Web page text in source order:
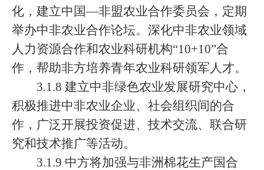
化，建立中国—非盟农业合作委员会，定期
举办中非农业合作论坛。深化中非农业领域
人力资源合作和农业科研机构“10+10”合
作，帮助非方培养青年农业科研领军人才。
3.1.8 建立中非绿色农业发展研究中心，
积极推进中非农业企业、社会组织间的合
作，广泛开展投资促进、技术交流、联合研
究和技术推广等活动。
3.1.9 中方将加强与非洲棉花生产国合